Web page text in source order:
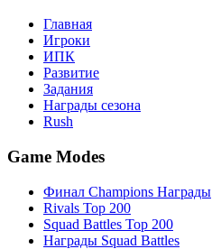
Главная
Игроки
ИПК
Развитие
Задания
Награды сезона
Rush
Game Modes
Финал Champions Награды
Rivals Top 200
Squad Battles Top 200
Награды Squad Battles